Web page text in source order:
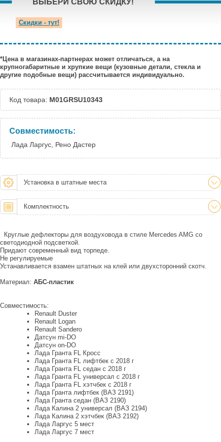
ВЫБЕРИ СВОЮ СКИДКУ!
Скидки - тут!
*Цена в магазинах-партнерах может отличаться, а на
крупногабаритные и хрупкие вещи (кузовные детали, стекла и
другие подобные вещи) рассчитывается индивидуально.
Код товара: M01GRSU10343
Совместимость:
Лада Ларгус, Рено Дастер
Установка в штатные места
Комплектность
Круглые дефлекторы для воздуховода в стиле Mercedes AMG со
светодиодной подсветкой.
Придают современный вид торпеде.
Не регулируемые
Устанавливается взамен штатных на клей или двухсторонний скотч.
Материал: АБС-пластик
Совместимость:
Renault Duster
Renault Logan
Renault Sandero
Датсун mi-DO
Датсун on-DO
Лада Гранта FL Кросс
Лада Гранта FL лифтбек с 2018 г
Лада Гранта FL седан с 2018 г
Лада Гранта FL универсал с 2018 г
Лада Гранта FL хэтчбек с 2018 г
Лада Гранта лифтбек (ВАЗ 2191)
Лада Гранта седан (ВАЗ 2190)
Лада Калина 2 универсал (ВАЗ 2194)
Лада Калина 2 хэтчбек (ВАЗ 2192)
Лада Ларгус 5 мест
Лада Ларгус 7 мест